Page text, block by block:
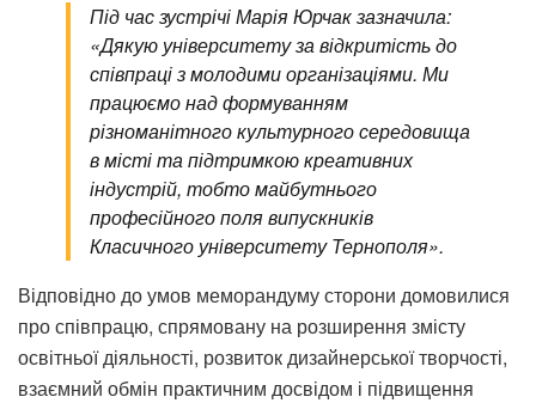
Під час зустрічі Марія Юрчак зазначила:
«Дякую університету за відкритість до
співпраці з молодими організаціями. Ми
працюємо над формуванням
різноманітного культурного середовища
в місті та підтримкою креативних
індустрій, тобто майбутнього
професійного поля випускників
Класичного університету Тернополя».
Відповідно до умов меморандуму сторони домовилися
про співпрацю, спрямовану на розширення змісту
освітньої діяльності, розвиток дизайнерської творчості,
взаємний обмін практичним досвідом і підвищення